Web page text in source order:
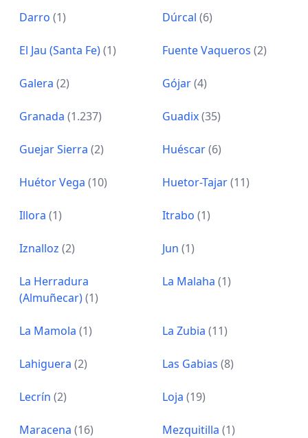
Darro (1) Dúrcal (6)
El Jau (Santa Fe)(1) Fuente Vaqueros (2)
Galera (2) Gójar(4)
Granada (1.237) Guadix(35)
Guejar Sierra (2) Huéscar(6)
Huétor Vega (10) Huetor-Tajar(11)
Illora (1) Itrabo (1)
Iznalloz (2) Jun (1)
La Herradura
(Almuñecar)(1)
La Malaha (1)
La Mamola (1) La Zubia (11)
Lahiguera (2) Las Gabias (8)
Lecrín (2) Loja (19)
Maracena (16) Mezquitilla (1)